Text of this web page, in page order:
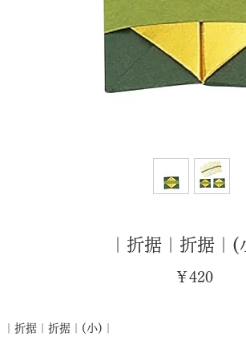
｜折据｜折据｜(
￥420価
｜折据｜折据｜(小)｜